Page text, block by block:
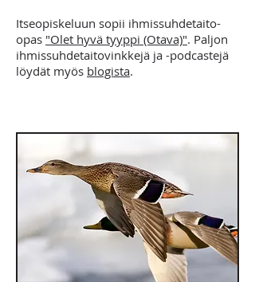
Itseopiskeluun sopii ihmissuhdetaito-
opas "Olet hyvä tyyppi (Otava)". Paljon
ihmissuhdetaitovinkkejä ja -podcastejä
löydät myös blogista.